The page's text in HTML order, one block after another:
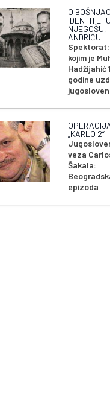
O
NJEGOŠU,
ANDRIĆU
Spektorat:
kojim je
Hadžijahić
godine
„KARLO 2“
veza
Šakala:
epizoda